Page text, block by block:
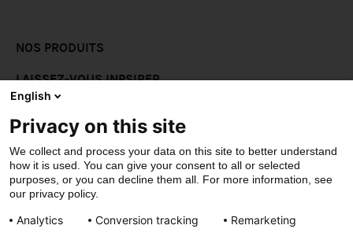
NOS PRODUITS
LAISSEZ-VOUS INPSIRER
CONTACT
English
Privacy on this site
We collect and process your data on this site to better understand
how it is used. You can give your consent to all or selected
purposes, or you can decline them all. For more information, see
our privacy policy.
Analytics Conversion tracking
Remarketing